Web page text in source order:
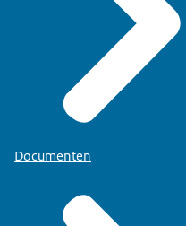
Documenten